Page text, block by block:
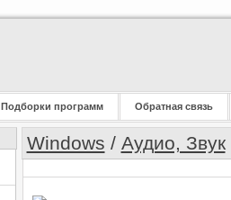
Подборки программ Обратная связь
Windows / Аудио, Звук